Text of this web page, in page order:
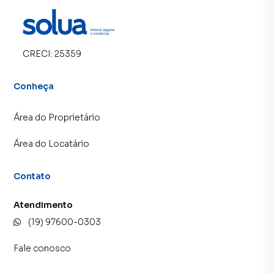
CRECI: 25359
Conheça
Área do Proprietário
Área do Locatário
Contato
Atendimento
(19) 97600-0303
Fale conosco